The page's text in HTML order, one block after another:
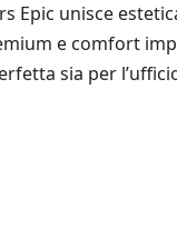
Epic unisce
e comfort
sia per